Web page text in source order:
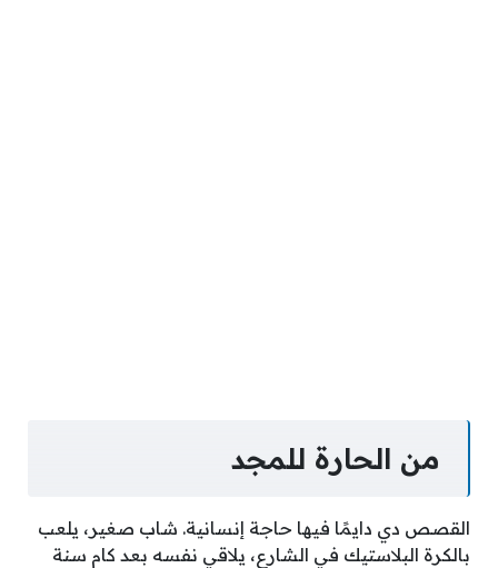
من الحارة للمجد
القصص دي دايمًا فيها حاجة إنسانية. شاب صغير، يلعب
بالكرة البلاستيك في الشارع، يلاقي نفسه بعد كام سنة